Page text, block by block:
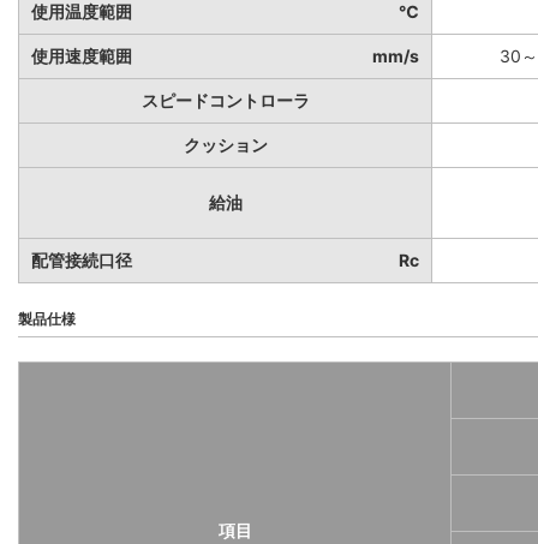
使用温度範囲 ℃
使用速度範囲 mm/s 30
スピードコントローラ
クッション
給油
配管接続口径 Rc
製品仕様
項目